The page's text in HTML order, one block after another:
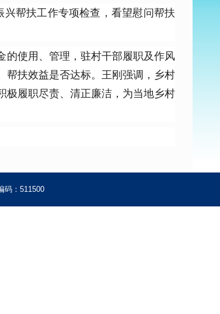
帮扶工作专项检查，看望慰问帮扶
的使用、管理，驻村干部履职及作风
帮扶效益是否达标。王刚强调，乡村
极履职尽责、清正廉洁，为当地乡村
码：511500